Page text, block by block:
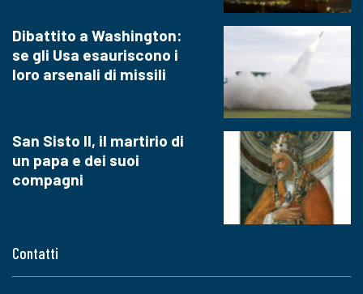
Contatti
Dibattito a Washington:
se gli Usa esauriscono i
loro arsenali di missili
San Sisto II, il martirio di
un papa e dei suoi
compagni